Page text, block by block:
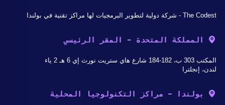
The Codest - شركة دولية لتطوير البرمجيات لها مراكز تقنية في بولندا
المملكة المتحدة - المقر الرئيسي
المكتب 303 ب، 182-184 شارع هاي ستريت نورث إي 6 هـ 2 ياء
لندن، إنجلترا
بولندا - مراكز التكنولوجيا المحلية